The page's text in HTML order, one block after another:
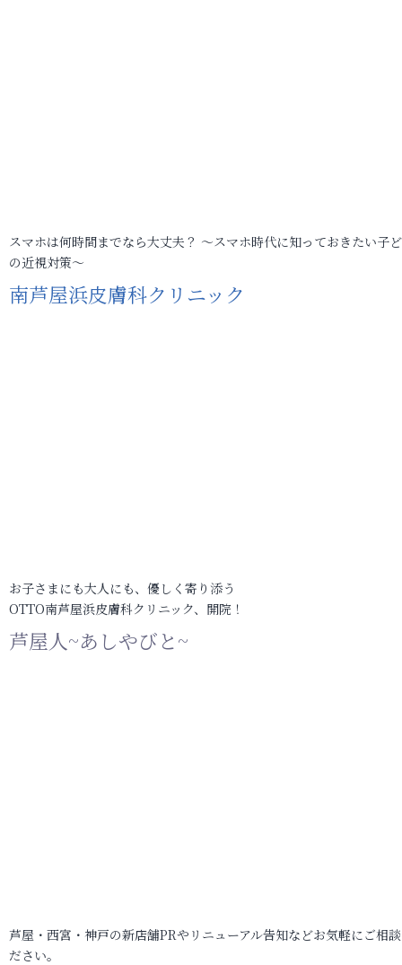
スマホは何時間までなら大丈夫？ ～スマホ時代に知っておきたい子
の近視対策～
南芦屋浜皮膚科クリニック
お子さまにも大人にも、優しく寄り添う
OTTO南芦屋浜皮膚科クリニック、開院！
芦屋人~あしやびと~
芦屋・西宮・神戸の新店舗PRやリニューアル告知などお気軽にご相
ださい。